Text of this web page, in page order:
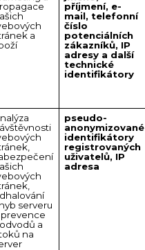
a
příjmení, e-
mail, telefonní
číslo
potenciálních
zákazníků, IP
adresy a další
technické
identifikátory
serveru
a
na
pseudo-
anonymizované
identifikátory
registrovaných
uživatelů, IP
adresa